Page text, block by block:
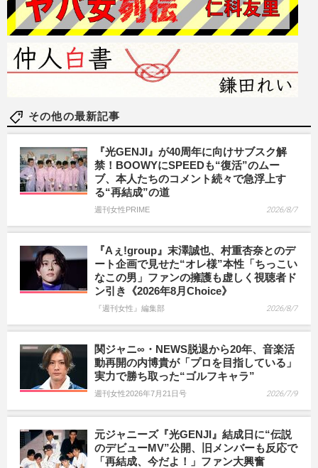
その他の最新記事
『光GENJI』が40周年に向けサブスク解
禁！BOOWYにSPEEDも“復活”のムー
ブ、本人たちのコメント続々で急浮上す
る“再結成”の道
週刊女性PRIME 2026/8/7
『Aぇ!group』末澤誠也、村重杏奈とのデ
ート企画で見せた“オレ様”本性「ちっこい
なこの男」ファンの擁護も虚しく視聴者ド
ン引き《2026年8月Choice》
『週刊女性』編集部 2026/8/7
関ジャニ∞・NEWS脱退から20年、音楽活
動再開の内博貴が「プロを目指している」
実力で勝ち取った“ゴルフキャラ”
週刊女性2026年7月21日号 2026/7/9
元ジャニーズ『光GENJI』結成日に“伝説
のデビューMV”公開、旧メンバーも反応で
「再結成、今だよ！」ファン大興奮